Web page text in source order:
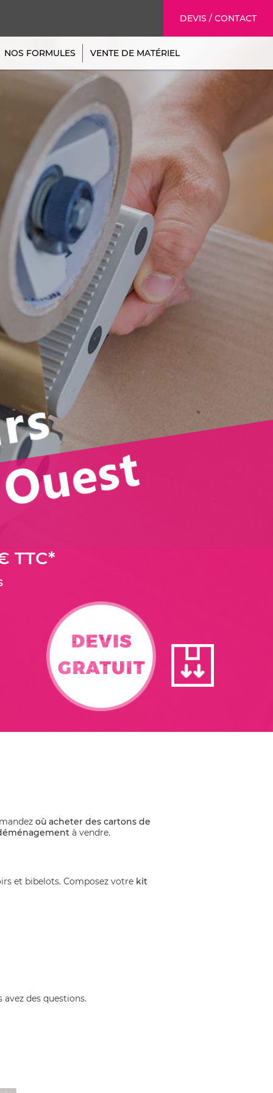
DEVIS / CONTACT
NOS FORMULES VENTE DE MATÉRIEL
TTC*
où acheter des cartons de
à vendre.
et bibelots. Composez votre kit
des questions.